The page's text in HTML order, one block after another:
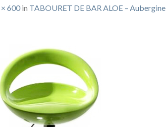
600 in TABOURET DE BAR ALOE – Aubergine